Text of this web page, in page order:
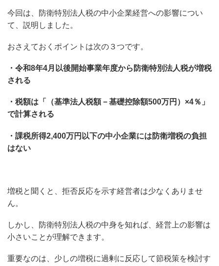
今回は、防衛特別法人税の中小企業経営への影響につい
て、説明しました。
おさえておくポイントは次の３つです。
・令和8年4月以後開始事業年度から防衛特別法人税が増税
される
・税額は「（基準法人税額－基礎控除額500万円）×4％」
で計算される
・課税所得2,400万円以下の中小企業には防衛増税の負担
はない
増税と聞くと、拒否反応を示す経営者は少なくありませ
ん。
しかし、防衛特別法人税の中身を知れば、経営上の影響は
小さいことが理解できます。
重要なのは、少しの増税に過剰に反応して節税策を検討す